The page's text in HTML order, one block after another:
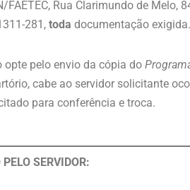
FAETEC, Rua Clarimundo de
281, toda documentação exigida.
opte pelo envio da cópia do
cabe ao servidor solicitante
para conferência e troca.
SERVIDOR: